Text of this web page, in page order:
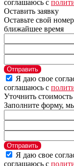
соглашаюсь с
Оставить заявку
Оставьте свой
ближайшее время
Отправить
Я даю свое
соглашаюсь с
Уточнить стоимость
Заполните форму,
Отправить
Я даю свое
соглашаюсь с